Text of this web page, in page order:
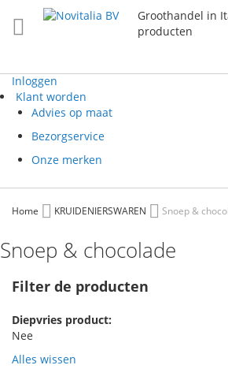
Groothandel in
producten
Inloggen
Klant worden
Advies op maat
Bezorgservice
Onze merken
Home KRUIDENIERSWAREN Snoep &
Snoep & chocolade
Filter de producten
Diepvries product
Nee
Alles wissen